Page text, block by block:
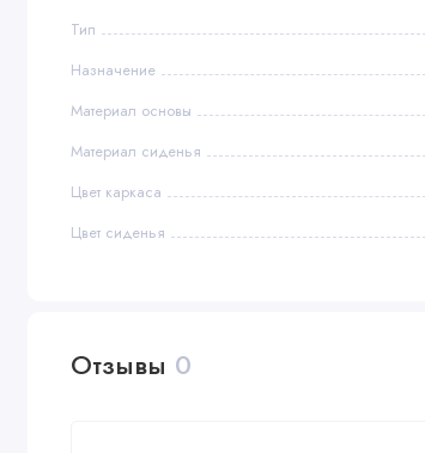
Тип
Назначение
Материал основы
Материал сиденья
Цвет каркаса
Цвет сиденья
Отзывы 0